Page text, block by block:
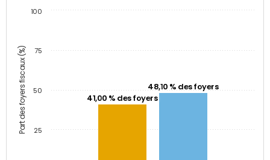
Part des foyers fiscaux (%) 41,00 % des foyers
48,10 % des foyers
25
50
75
100